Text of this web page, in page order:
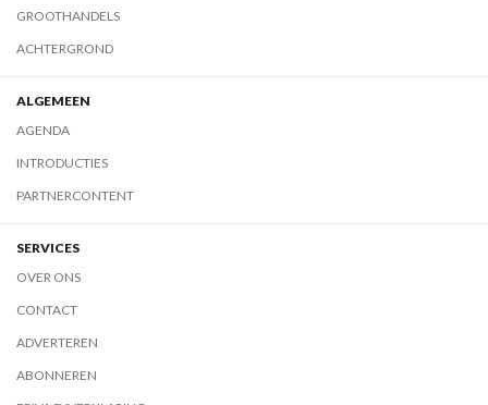
GROOTHANDELS
ACHTERGROND
ALGEMEEN
AGENDA
INTRODUCTIES
PARTNERCONTENT
SERVICES
OVER ONS
CONTACT
ADVERTEREN
ABONNEREN